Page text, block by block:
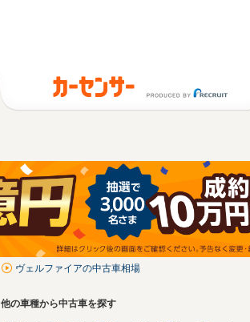
ヴェルファイアの中古車相場
他の車種から中古車を探す